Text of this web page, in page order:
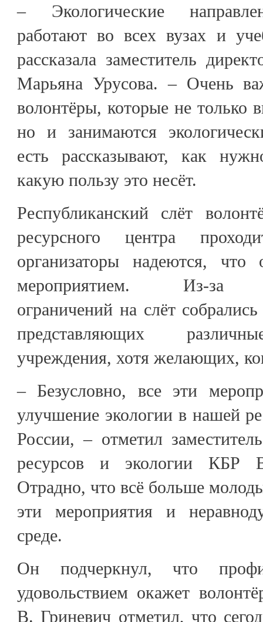
– Экологические
работают во всех вузах и
рассказала заместитель
Марьяна Урусова. – Очень
волонтёры, которые не только
но и занимаются
есть рассказывают, как
какую пользу это несёт.
Республиканский слёт
ресурсного центра
организаторы надеются,
мероприятием. Из-за
ограничений на слёт
представляющих
учреждения, хотя желающих,
– Безусловно, все эти
улучшение экологии в нашей
России, – отметил
ресурсов и экологии КБР
Отрадно, что всё больше
эти мероприятия и
среде.
Он подчеркнул, что
удовольствием окажет
В. Гриневич отметил, что